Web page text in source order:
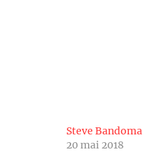
Steve Bandoma
20 mai 2018